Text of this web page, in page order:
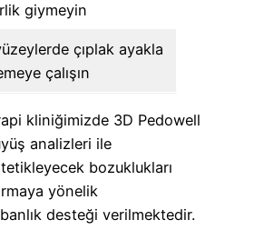
giymeyin
çıplak ayakla
çalışın
kliniğimizde 3D Pedowell
analizleri ile
bozuklukları
yönelik
desteği verilmektedir.